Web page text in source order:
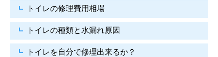
トイレの修理費用相場
トイレの種類と水漏れ原因
トイレを自分で修理出来るか？